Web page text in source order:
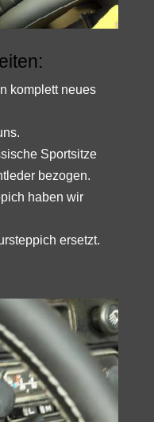
komplett neues
Sportsitze
bezogen.
haben wir
ersetzt.